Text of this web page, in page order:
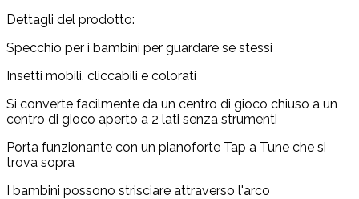
Dettagli del prodotto:
Specchio per i bambini per guardare se stessi
Insetti mobili, cliccabili e colorati
Si converte facilmente da un centro di gioco chiuso a un
centro di gioco aperto a 2 lati senza strumenti
Porta funzionante con un pianoforte Tap a Tune che si
trova sopra
I bambini possono strisciare attraverso l'arco